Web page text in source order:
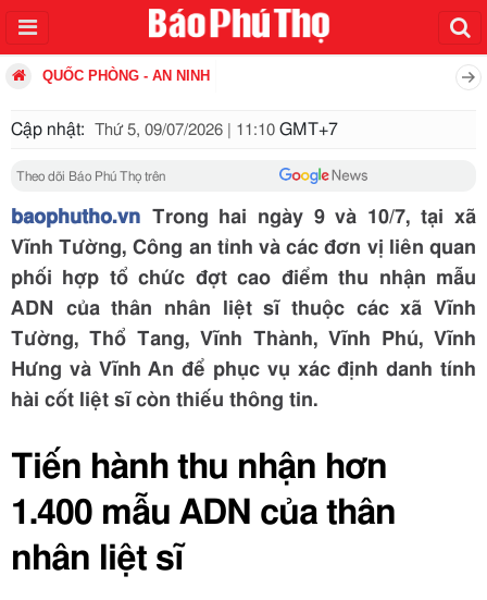
QUỐC PHÒNG - AN NINH
Cập nhật: Thứ 5, 09/07/2026 | 11:10 GMT+7
Theo dõi Báo Phú Thọ trên
baophutho.vn Trong hai ngày 9 và 10/7, tại xã
Vĩnh Tường, Công an tỉnh và các đơn vị liên quan
phối hợp tổ chức đợt cao điểm thu nhận mẫu
ADN của thân nhân liệt sĩ thuộc các xã Vĩnh
Tường, Thổ Tang, Vĩnh Thành, Vĩnh Phú, Vĩnh
Hưng và Vĩnh An để phục vụ xác định danh tính
hài cốt liệt sĩ còn thiếu thông tin.
Tiến hành thu nhận hơn
1.400 mẫu ADN của thân
nhân liệt sĩ